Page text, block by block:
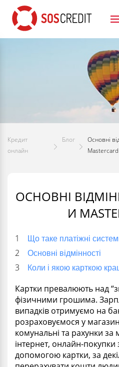
Кредит
онлайн
Блог
Основні
Mastercard
ОСНОВНІ
И
Що таке платіжні
Основні відмінності
Коли і якою карткою
Картки превалюють над
фізичними грошима.
випадків отримуємо на
розраховуємося у
комунальні та рахунки за
інтернет, онлайн-покупки
допомогою картки, за